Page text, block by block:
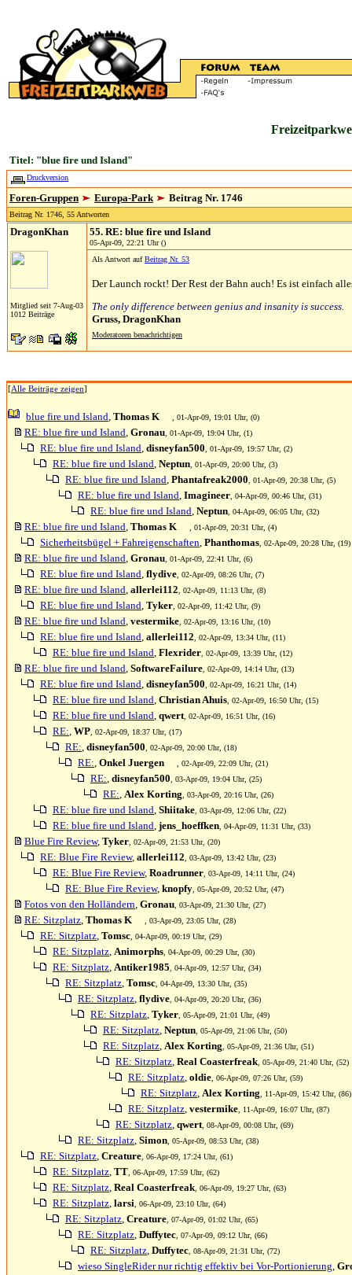
Titel: "blue fire und Island"
Druckversion
Foren-Gruppen Europa-Park Beitrag Nr. 1746
Beitrag Nr. 1746, 55 Antworten
DragonKhan
Mitglied seit 7-Aug-03
1012 Beiträge
55. RE: blue fire und Island
05-Apr-09, 22:21 Uhr ()
Als Antwort aufBeitrag Nr. 53
Der Launch rockt! Der Rest der Bahn auch! Es ist einfach
The only difference between genius and insanity is success.
Gruss, DragonKhan
Moderatoren benachrichtigen
[Alle Beiträge zeigen]
blue fire und Island, Thomas K , 01-Apr-09, 19:01 Uhr, (0)
RE: blue fire und Island, Gronau , 01-Apr-09, 19:04 Uhr, (1)
RE: blue fire und Island, disneyfan500 , 01-Apr-09, 19:57 Uhr, (2)
RE: blue fire und Island, Neptun , 01-Apr-09, 20:00 Uhr, (3)
RE: blue fire und Island, Phantafreak2000 , 01-Apr-09, 20:38 Uhr, (5)
RE: blue fire und Island, Imagineer , 04-Apr-09, 00:46 Uhr, (31)
RE: blue fire und Island, Neptun , 04-Apr-09, 06:05 Uhr, (32)
RE: blue fire und Island, Thomas K , 01-Apr-09, 20:31 Uhr, (4)
Sicherheitsbügel + Fahreigenschaften, Phanthomas , 02-Apr-09, 20:28 Uhr, (19)
RE: blue fire und Island, Gronau , 01-Apr-09, 22:41 Uhr, (6)
RE: blue fire und Island, flydive , 02-Apr-09, 08:26 Uhr, (7)
RE: blue fire und Island, allerlei112 , 02-Apr-09, 11:13 Uhr, (8)
RE: blue fire und Island, Tyker , 02-Apr-09, 11:42 Uhr, (9)
RE: blue fire und Island, vestermike , 02-Apr-09, 13:16 Uhr, (10)
RE: blue fire und Island, allerlei112 , 02-Apr-09, 13:34 Uhr, (11)
RE: blue fire und Island, Flexrider , 02-Apr-09, 13:39 Uhr, (12)
RE: blue fire und Island, SoftwareFailure , 02-Apr-09, 14:14 Uhr, (13)
RE: blue fire und Island, disneyfan500 , 02-Apr-09, 16:21 Uhr, (14)
RE: blue fire und Island, Christian Ahuis , 02-Apr-09, 16:50 Uhr, (15)
RE: blue fire und Island, qwert , 02-Apr-09, 16:51 Uhr, (16)
RE:, WP , 02-Apr-09, 18:37 Uhr, (17)
RE:, disneyfan500 , 02-Apr-09, 20:00 Uhr, (18)
RE:, Onkel Juergen , 02-Apr-09, 22:09 Uhr, (21)
RE:, disneyfan500 , 03-Apr-09, 19:04 Uhr, (25)
RE:, Alex Korting , 03-Apr-09, 20:16 Uhr, (26)
RE: blue fire und Island, Shiitake , 03-Apr-09, 12:06 Uhr, (22)
RE: blue fire und Island, jens_hoeffken , 04-Apr-09, 11:31 Uhr, (33)
Blue Fire Review, Tyker , 02-Apr-09, 21:53 Uhr, (20)
RE: Blue Fire Review, allerlei112 , 03-Apr-09, 13:42 Uhr, (23)
RE: Blue Fire Review, Roadrunner , 03-Apr-09, 14:11 Uhr, (24)
RE: Blue Fire Review, knopfy , 05-Apr-09, 20:52 Uhr, (47)
Fotos von den Holländern, Gronau , 03-Apr-09, 21:30 Uhr, (27)
RE: Sitzplatz, Thomas K , 03-Apr-09, 23:05 Uhr, (28)
RE: Sitzplatz, Tomsc , 04-Apr-09, 00:19 Uhr, (29)
RE: Sitzplatz, Animorphs , 04-Apr-09, 00:29 Uhr, (30)
RE: Sitzplatz, Antiker1985 , 04-Apr-09, 12:57 Uhr, (34)
RE: Sitzplatz, Tomsc , 04-Apr-09, 13:30 Uhr, (35)
RE: Sitzplatz, flydive , 04-Apr-09, 20:20 Uhr, (36)
RE: Sitzplatz, Tyker , 05-Apr-09, 21:01 Uhr, (49)
RE: Sitzplatz, Neptun , 05-Apr-09, 21:06 Uhr, (50)
RE: Sitzplatz, Alex Korting , 05-Apr-09, 21:36 Uhr, (51)
RE: Sitzplatz, Real Coasterfreak , 05-Apr-09, 21:40 Uhr, (52)
RE: Sitzplatz, oldie , 06-Apr-09, 07:26 Uhr, (59)
RE: Sitzplatz, Alex Korting , 11-Apr-09, 15:42 Uhr, (86)
RE: Sitzplatz, vestermike , 11-Apr-09, 16:07 Uhr, (87)
RE: Sitzplatz, qwert , 08-Apr-09, 00:08 Uhr, (69)
RE: Sitzplatz, Simon , 05-Apr-09, 08:53 Uhr, (38)
RE: Sitzplatz, Creature , 06-Apr-09, 17:24 Uhr, (61)
RE: Sitzplatz, TT , 06-Apr-09, 17:59 Uhr, (62)
RE: Sitzplatz, Real Coasterfreak , 06-Apr-09, 19:27 Uhr, (63)
RE: Sitzplatz, larsi , 06-Apr-09, 23:10 Uhr, (64)
RE: Sitzplatz, Creature , 07-Apr-09, 01:02 Uhr, (65)
RE: Sitzplatz, Duffytec , 07-Apr-09, 09:12 Uhr, (66)
RE: Sitzplatz, Duffytec , 08-Apr-09, 21:31 Uhr, (72)
wieso SingleRider nur richtig effektiv bei Vor-Portionierung,